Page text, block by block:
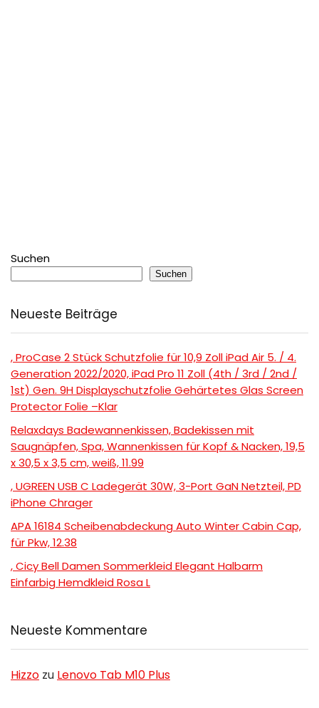
Suchen
Suchen
Neueste Beiträge
, ProCase 2 Stück Schutzfolie für 10,9 Zoll iPad Air 5. / 4.
Generation 2022/2020, iPad Pro 11 Zoll (4th / 3rd / 2nd /
1st) Gen. 9H Displayschutzfolie Gehärtetes Glas Screen
Protector Folie –Klar
Relaxdays Badewannenkissen, Badekissen mit
Saugnäpfen, Spa, Wannenkissen für Kopf & Nacken, 19,5
x 30,5 x 3,5 cm, weiß, 11.99
, UGREEN USB C Ladegerät 30W, 3-Port GaN Netzteil, PD
iPhone Chrager
APA 16184 Scheibenabdeckung Auto Winter Cabin Cap,
für Pkw, 12.38
, Cicy Bell Damen Sommerkleid Elegant Halbarm
Einfarbig Hemdkleid Rosa L
Neueste Kommentare
Hizzo zu Lenovo Tab M10 Plus